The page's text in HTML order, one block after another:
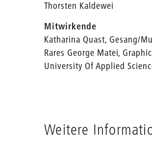
Thorsten Kaldewei
Mitwirkende
Katharina Quast, Gesang/
Rares George Matei,
University Of Applied
Weitere